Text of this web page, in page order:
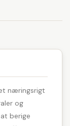
næringsrigt
og
berige